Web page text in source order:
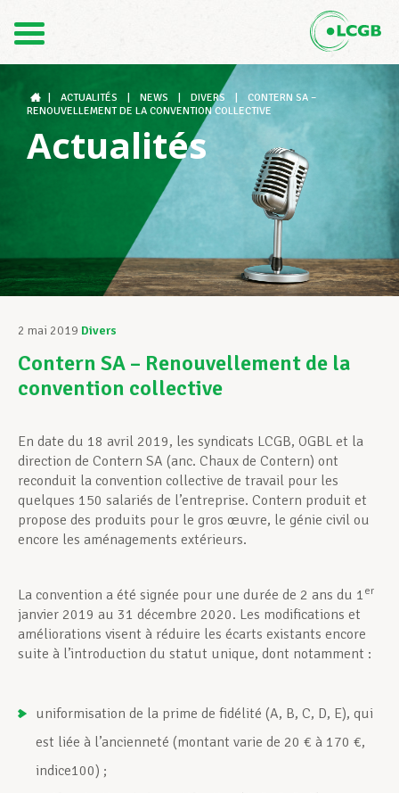
DE
Le LCGB
Structures syndicales
Assistance au Travail
Vos droits
Assistance en vie privée
Développement professionnel
Actualités
ACTUALITÉS NEWS DIVERS
CONTERN SA –
RENOUVELLEMENT DE LA CONVENTION COLLECTIVE
Actualités
2 mai 2019 Divers
Contern SA – Renouvellement de la
convention collective
En date du 18 avril 2019, les syndicats LCGB, OGBL et la
direction de Contern SA (anc. Chaux de Contern) ont
reconduit la convention collective de travail pour les
quelques 150 salariés de l’entreprise. Contern produit et
propose des produits pour le gros œuvre, le génie civil ou
encore les aménagements extérieurs.
La convention a été signée pour une durée de 2 ans du 1 er
janvier 2019 au 31 décembre 2020. Les modifications et
améliorations visent à réduire les écarts existants encore
suite à l’introduction du statut unique, dont notamment :
uniformisation de la prime de fidélité (A, B, C, D, E), qui
est liée à l’ancienneté (montant varie de 20 € à 170 €,
indice100) ;